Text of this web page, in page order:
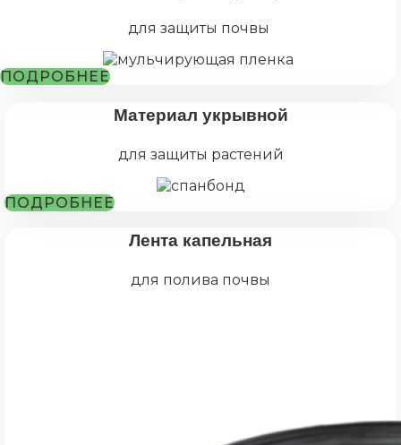
для защиты почвы
ПОДРОБНЕЕ
Материал укрывной
для защиты растений
ПОДРОБНЕЕ
Лента капельная
для полива почвы